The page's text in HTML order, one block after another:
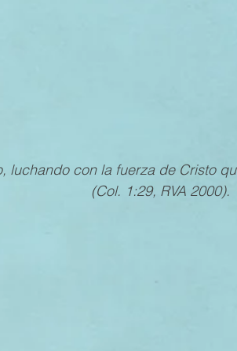
2020 IV TRIMESTRE 2019
luchando con la fuerza de Cristo
(Col. 1:29, RVA 2000).